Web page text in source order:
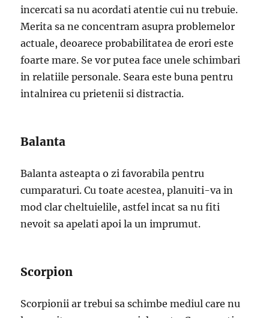
incercati sa nu acordati atentie cui nu trebuie.
Merita sa ne concentram asupra problemelor
actuale, deoarece probabilitatea de erori este
foarte mare. Se vor putea face unele schimbari
in relatiile personale. Seara este buna pentru
intalnirea cu prietenii si distractia.
Balanta
Balanta asteapta o zi favorabila pentru
cumparaturi. Cu toate acestea, planuiti-va in
mod clar cheltuielile, astfel incat sa nu fiti
nevoit sa apelati apoi la un imprumut.
Scorpion
Scorpionii ar trebui sa schimbe mediul care nu